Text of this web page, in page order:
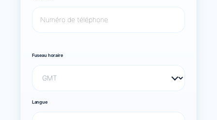
Fuseau horaire
Langue